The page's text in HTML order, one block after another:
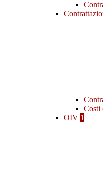
Costi
OIV 1